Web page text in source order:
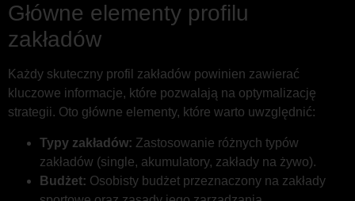
Główne elementy profilu
zakładów
Każdy skuteczny profil zakładów powinien zawierać
kluczowe informacje, które pozwalają na optymalizację
strategii. Oto główne elementy, które warto uwzględnić:
Typy zakładów: Zastosowanie różnych typów
zakładów (single, akumulatory, zakłady na żywo).
Budżet: Osobisty budżet przeznaczony na zakłady